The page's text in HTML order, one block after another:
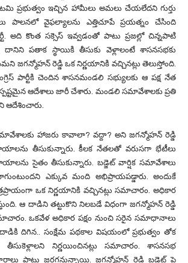
ప్రభుత్వం ఇచ్చిన హామీలు అమలు చేయలేదని గుర్తు
పాలనలో వైఫల్యాలను ఎత్తిచూపే ప్రయత్నం చేసింది
అది కొంత సక్సెస్ ఇవ్వడంతో పాటు ప్రజల్లో చిన్నపాటి
దానిని పతాక స్థాయికి తీసుకు వెళ్లాలంటే శాసనసభకు
జగన్మోహన్ రెడ్డి ఒక నిర్ణయానికి వచ్చినట్లు తెలుస్తోంది.
పార్టీకి చెందిన శాసనమండలి సభ్యులకు ఆ పక్ష నేత
ఆదేశాలు జారీ చేశారు. మండలి సమావేశాలకు ప్రతి
ఆదేశించారు.
హాజరు కావాలా? వద్దా? అని జగన్మోహన్ రెడ్డి
తీసుకున్నారు. కీలక నేతలతో వరుసగా భేటీలు
సైతం తీసుకున్నారు. బడ్జెట్ వార్షిక సమావేశాలు
ఎక్కువ మంది అభిప్రాయపడ్డారు. అందుకే
ఒక నిర్ణయానికి వచ్చినట్లు సమాచారం. అధికార
ఆ దాడిని తట్టుకొని నిలబడే విధంగా జగన్మోహన్ రెడ్డి
ఒకవేళ అధికార పక్షం నుంచి సరైన సమాధానాలు
దిగిన.. సంక్షేమ పథకాల విషయంలో ప్రభుత్వం తోక
తీసుకెళ్లాలని నిర్ణయించినట్లు సమాచారం. శాసనసభ
పాటు జరగనున్నాయి. జగన్మోహన్ రెడ్డి బడ్జెట్ పై